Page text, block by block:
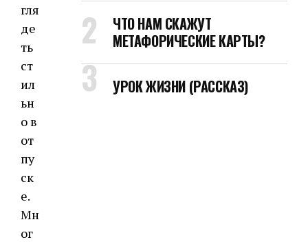
гля
де
ть
ст
ил
ьн
о в
от
пу
ск
е.
Мн
ог
ЧТО НАМ СКАЖУТ
МЕТАФОРИЧЕСКИЕ КАРТЫ?
УРОК ЖИЗНИ (РАССКАЗ)